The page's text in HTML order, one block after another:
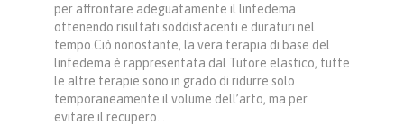
per affrontare adeguatamente il linfedema
ottenendo risultati soddisfacenti e duraturi nel
tempo.Ciò nonostante, la vera terapia di base del
linfedema è rappresentata dal Tutore elastico, tutte
le altre terapie sono in grado di ridurre solo
temporaneamente il volume dell’arto, ma per
evitare il recupero…